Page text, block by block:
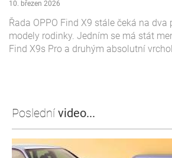
10. březen 2026
Řada OPPO Find X9 stále čeká na dva
modely rodinky. Jedním se má stát
Find X9s Pro a druhým absolutní
Poslední video...